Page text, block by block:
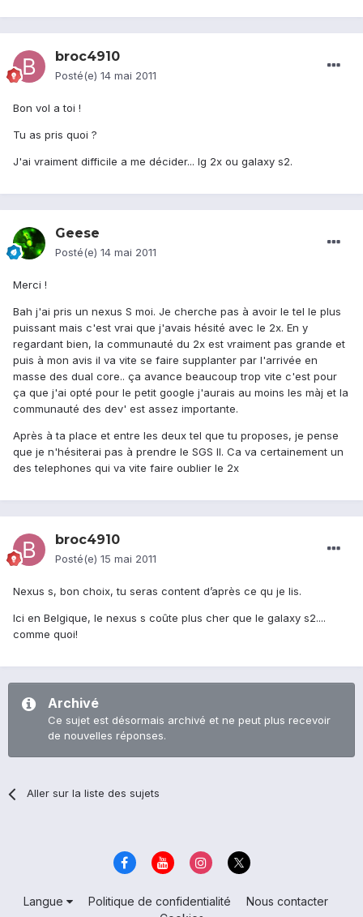
broc4910
Posté(e) 14 mai 2011
Bon vol a toi !
Tu as pris quoi ?
J'ai vraiment difficile a me décider... lg 2x ou galaxy s2.
Geese
Posté(e) 14 mai 2011
Merci !
Bah j'ai pris un nexus S moi. Je cherche pas à avoir le tel le plus
puissant mais c'est vrai que j'avais hésité avec le 2x. En y
regardant bien, la communauté du 2x est vraiment pas grande et
puis à mon avis il va vite se faire supplanter par l'arrivée en
masse des dual core.. ça avance beaucoup trop vite c'est pour
ça que j'ai opté pour le petit google j'aurais au moins les màj et la
communauté des dev' est assez importante.
Après à ta place et entre les deux tel que tu proposes, je pense
que je n'hésiterai pas à prendre le SGS II. Ca va certainement un
des telephones qui va vite faire oublier le 2x
broc4910
Posté(e) 15 mai 2011
Nexus s, bon choix, tu seras content d’après ce qu je lis.
Ici en Belgique, le nexus s coûte plus cher que le galaxy s2....
comme quoi!
Archivé
Ce sujet est désormais archivé et ne peut plus recevoir
de nouvelles réponses.
Aller sur la liste des sujets
Langue Politique de confidentialité
Nous contacter